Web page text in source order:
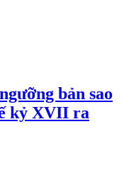
bản sao
kỷ XVII ra